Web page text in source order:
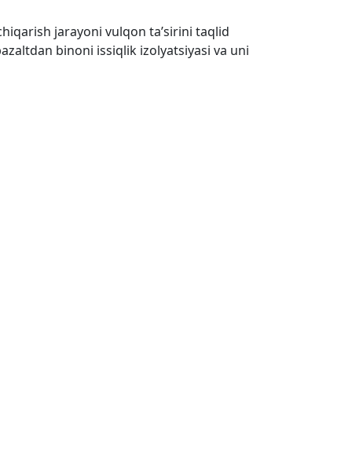
jarayoni vulqon ta’sirini taqlid
binoni issiqlik izolyatsiyasi va uni